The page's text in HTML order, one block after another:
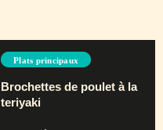
Plats principaux
Brochettes de poulet à la
teriyaki